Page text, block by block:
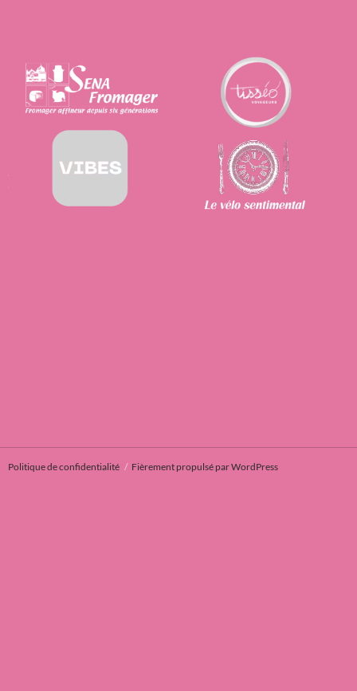
Politique de confidentialité Fièrement propulsé par WordPress